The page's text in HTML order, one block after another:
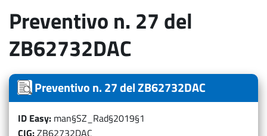
Preventivo n. 27 del
ZB62732DAC
Preventivo n. 27 del ZB62732DAC
ID Easy man§SZ_Rad§2019§1
CIG ZB62732DAC